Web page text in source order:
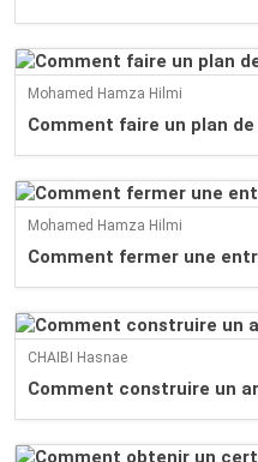
Mohamed Hamza Hilmi
Comment faire un plan
Mohamed Hamza Hilmi
Comment fermer une
CHAIBI Hasnae
Comment construire un